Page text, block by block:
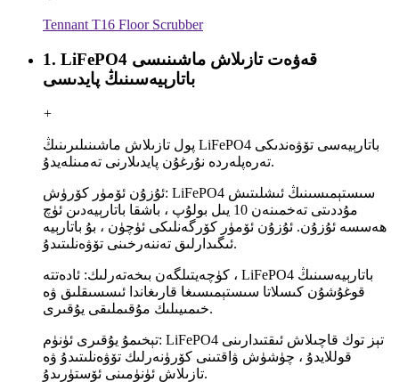
Tennant T16 Floor Scrubber
1. LiFePO4 قەۋەت تازىلاش ماشىنىسى
باتارېيەسىنىڭ پايدىسى
+
پول تازىلاش ماشىنىلىرىنىڭ LiFePO4 باتارېيەسى تۆۋەندىكى
تەرەپلەردە نۇرغۇن پايدىلارنى تەمىنلەيدۇ.
ئۇزۇن ئۆمۈر كۆرۈش: LiFePO4 سىستېمىسىنىڭ ئىشلىتىش
مۇددىتى تەخمىنەن 10 يىل بولۇپ ، باشقا باتارېيەدىن ئۈچ
ھەسسە ئۇزۇن. ئۇزۇن ئۆمۈر كۆرگەنلىكى ئۈچۈن ، بۇ باتارېيە
ئىگىدارلىق تەننەرخىنى تۆۋەنلىتىدۇ.
كۈچەيتىلگەن بىخەتەرلىك: ئادەتتە ، LiFePO4 باتارېيەسىنىڭ
قوغۇشۇن كىسلاتا سىستېمىسىغا قارىغاندا ئىسسىقلىق ۋە
خىمىيىلىك مۇقىملىقى يۇقىرى.
تېخىمۇ يۇقىرى ئۈنۈم: LiFePO4 تېز توك قاچىلاش ئىقتىدارىنى
قوللايدۇ ، چۈشۈش ۋاقتىنى كۆرۈنەرلىك تۆۋەنلىتىدۇ ۋە
تازىلاش ئۈنۈمىنى ئۆستۈرىدۇ.